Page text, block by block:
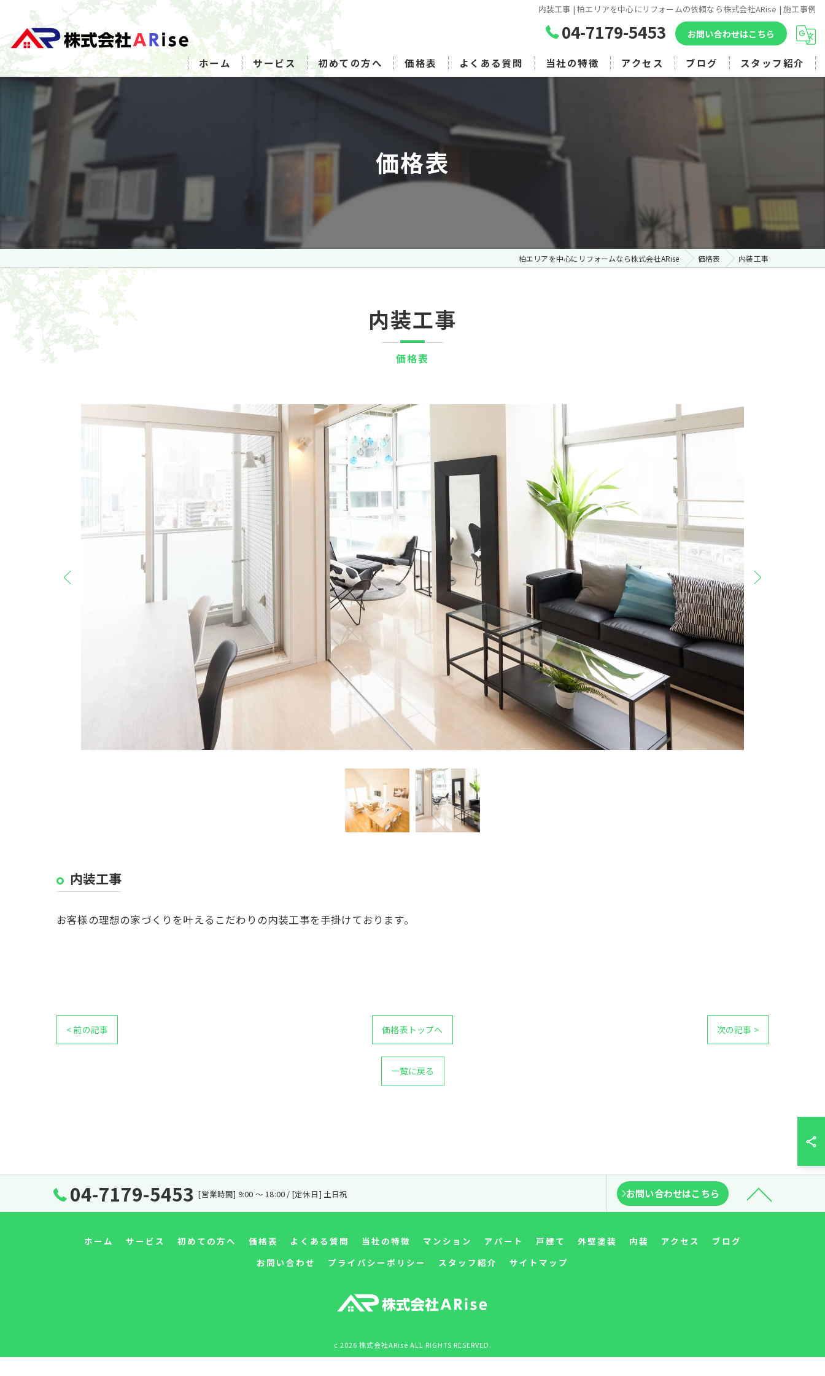
内装工事 | 柏エリアを中心にリフォームの依頼なら株式会社ARise | 施工事例
04-7179-5453 お問い合わせはこちら
ホーム サービス 初めての方へ 価格表 よくある質問 当社の特徴
アパート
戸建て
アクセス ブログ スタッフ紹介
価格表
柏エリアを中心にリフォームなら株式会社ARise 価格表 内装工事
価格表
内装工事
内装工事
お客様の理想の家づくりを叶えるこだわりの内装工事を手掛けております。
< 前の記事 価格表トップへ 次の記事 >
一覧に戻る
04-7179-5453 [営業時間] 9:00 〜 18:00 / [定休日] 土日祝 お問い合わせはこちら
ホーム サービス 初めての方へ 価格表 よくある質問 当社の特徴 マンション アパート 戸建て 外壁塗装 内装 アクセス
ブログ
お問い合わせ
プライバシーポリシー スタッフ紹介 サイトマップ
c 2026 株式会社ARise ALL RIGHTS RESERVED.